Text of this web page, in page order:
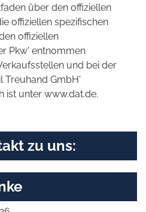
über den offiziellen
offiziellen spezifischen
offiziellen
Pkw' entnommen
und bei der
Treuhand GmbH'
ist unter www.dat.de.
zu uns: